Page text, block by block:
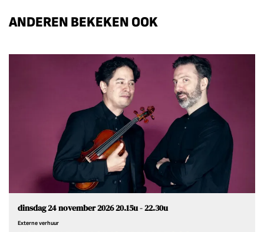
ANDEREN BEKEKEN OOK
Externe verhuur
dinsdag 24 november 202620.15u - 22.30u